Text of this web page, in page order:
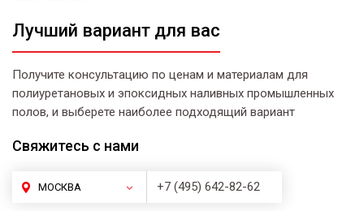
Лучший вариант для вас
Получите консультацию по ценам и материалам для
полиуретановых и эпоксидных наливных промышленных
полов, и выберете наиболее подходящий вариант
Свяжитесь с нами
МОСКВА +7 (495) 642-82-62